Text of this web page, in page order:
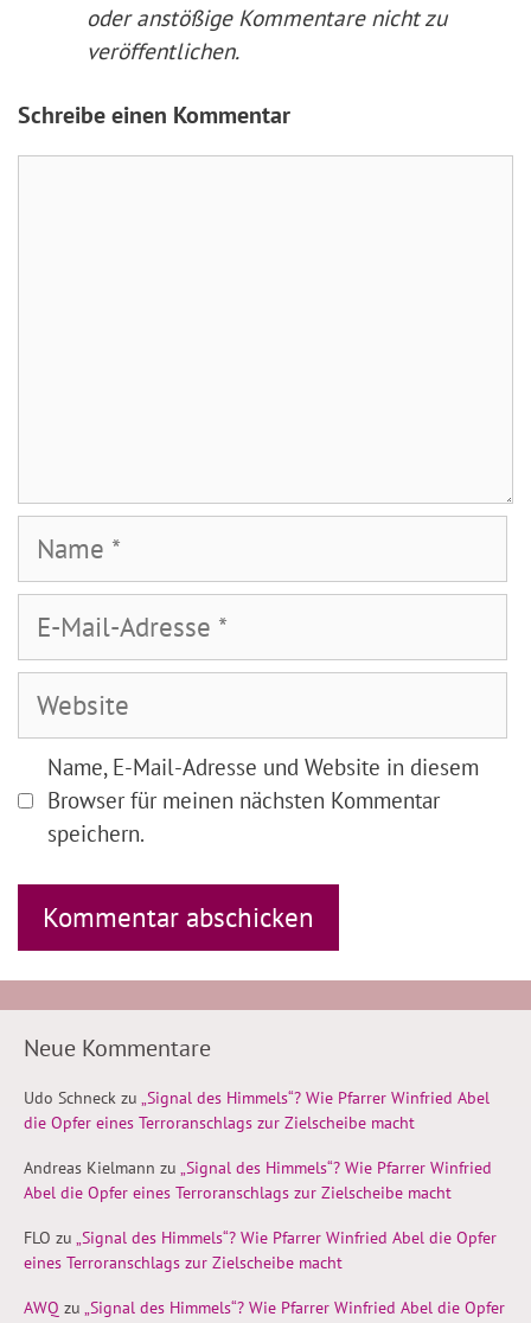
oder anstößige Kommentare nicht zu
veröffentlichen.
Schreibe einen Kommentar
Mail-
Adresse
Name, E-Mail-Adresse und Website in diesem
Browser für meinen nächsten Kommentar
speichern.
Neue Kommentare
Udo Schneck zu „Signal des Himmels“? Wie Pfarrer Winfried Abel
die Opfer eines Terroranschlags zur Zielscheibe macht
Andreas Kielmann zu „Signal des Himmels“? Wie Pfarrer Winfried
Abel die Opfer eines Terroranschlags zur Zielscheibe macht
FLO zu „Signal des Himmels“? Wie Pfarrer Winfried Abel die Opfer
eines Terroranschlags zur Zielscheibe macht
AWQ zu „Signal des Himmels“? Wie Pfarrer Winfried Abel die Opfer